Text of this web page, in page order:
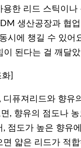
용한 리드 스틱이
생산공장과 협
시에 챙길 수 있어
이 된다는 걸 깨달
]
디퓨져리드와 향유
, 향유의 점도나
, 점도가 높은 향유
면 얇은 리드가 적